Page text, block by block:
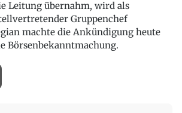
Leitung übernahm, wird als
Gruppenchef
machte die Ankündigung heute
Börsenbekanntmachung.